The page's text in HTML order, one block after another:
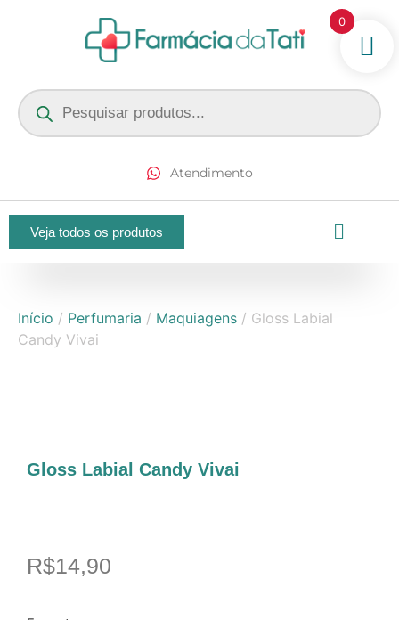
Atendimento
Veja todos os produtos
Início / Perfumaria / Maquiagens / Gloss Labial
Candy Vivai
Gloss Labial Candy Vivai
R$14,90
0